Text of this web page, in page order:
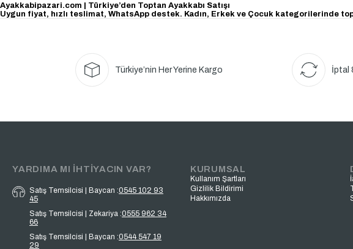
Ayakkabipazari.com | Türkiye’den Toptan Ayakkabı Satışı
Uygun fiyat, hızlı teslimat, WhatsApp destek. Kadın, Erkek ve Çocuk kategorilerinde
Türkiye’nin Her Yerine Kargo İptal
YARDIMA MI İHTİYACIN VAR?
Satış Temsilcisi | Baycan :0545 102 93
45
Satış Temsilcisi | Zekariya :0555 962 34
66
Satış Temsilcisi | Baycan :0544 547 19
29
KURUMSAL
Kullanım Şartları
Gizlilik Bildirimi
Hakkımızda